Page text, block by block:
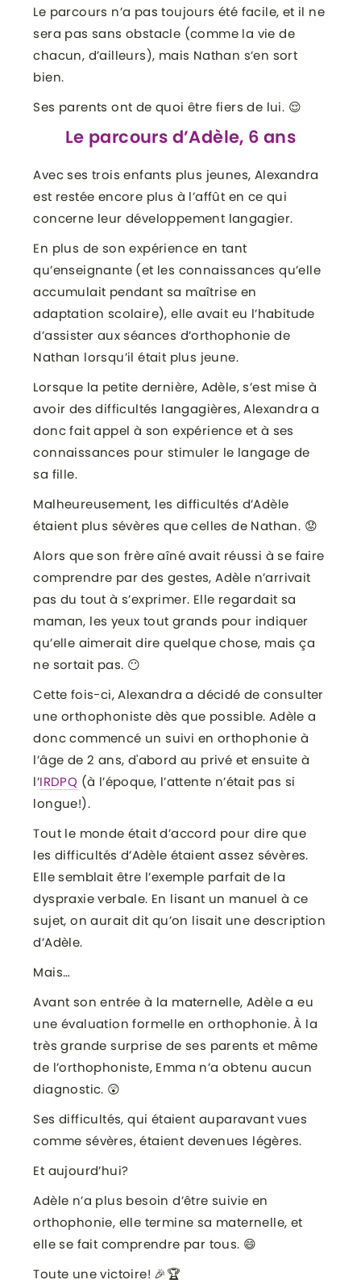
Le parcours n’a pas toujours été facile, et il ne
sera pas sans obstacle (comme la vie de
chacun, d’ailleurs), mais Nathan s’en sort
bien.
Ses parents ont de quoi être fiers de lui. 😌
Le parcours d’Adèle, 6 ans
Avec ses trois enfants plus jeunes, Alexandra
est restée encore plus à l’affût en ce qui
concerne leur développement langagier.
En plus de son expérience en tant
qu’enseignante (et les connaissances qu’elle
accumulait pendant sa maîtrise en
adaptation scolaire), elle avait eu l’habitude
d’assister aux séances d’orthophonie de
Nathan lorsqu’il était plus jeune.
Lorsque la petite dernière, Adèle, s’est mise à
avoir des difficultés langagières, Alexandra a
donc fait appel à son expérience et à ses
connaissances pour stimuler le langage de
sa fille.
Malheureusement, les difficultés d’Adèle
étaient plus sévères que celles de Nathan. 😟
Alors que son frère aîné avait réussi à se faire
comprendre par des gestes, Adèle n’arrivait
pas du tout à s’exprimer. Elle regardait sa
maman, les yeux tout grands pour indiquer
qu’elle aimerait dire quelque chose, mais ça
ne sortait pas. 😶
Cette fois-ci, Alexandra a décidé de consulter
une orthophoniste dès que possible. Adèle a
donc commencé un suivi en orthophonie à
l’âge de 2 ans, d'abord au privé et ensuite à
l’IRDPQ (à l’époque, l’attente n’était pas si
longue!).
Tout le monde était d’accord pour dire que
les difficultés d’Adèle étaient assez sévères.
Elle semblait être l’exemple parfait de la
dyspraxie verbale. En lisant un manuel à ce
sujet, on aurait dit qu’on lisait une description
d’Adèle.
Mais…
Avant son entrée à la maternelle, Adèle a eu
une évaluation formelle en orthophonie. À la
très grande surprise de ses parents et même
de l’orthophoniste, Emma n’a obtenu aucun
diagnostic. 😲
Ses difficultés, qui étaient auparavant vues
comme sévères, étaient devenues légères.
Et aujourd’hui?
Adèle n’a plus besoin d’être suivie en
orthophonie, elle termine sa maternelle, et
elle se fait comprendre par tous. 😄
Toute une victoire! 🎉🏆